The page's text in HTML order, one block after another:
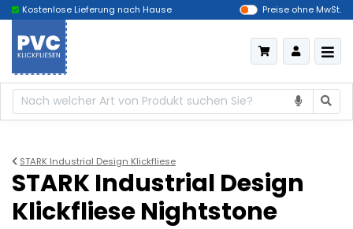
Kostenlose Lieferung nach Hause Das billigste Deutschland
Preise ohne MwSt.
STARK Industrial Design Klickfliese
STARK Industrial Design
Klickfliese Nightstone